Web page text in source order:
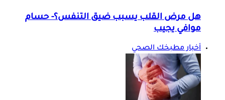
هل مرض القلب يسبب ضيق التنفس؟- حسام
موافي يجيب
أخبار مطبخك الصحي